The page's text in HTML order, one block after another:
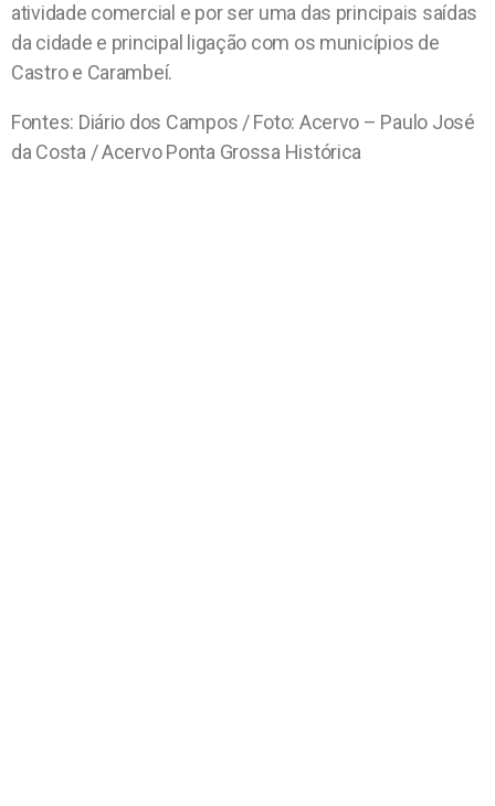
atividade comercial e por ser uma das principais saídas
da cidade e principal ligação com os municípios de
Castro e Carambeí.
Fontes: Diário dos Campos / Foto: Acervo – Paulo José
da Costa / Acervo Ponta Grossa Histórica